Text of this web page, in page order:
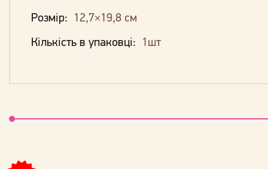
Розмір: 12,7×19,8 см
Кількість в упаковці: 1шт